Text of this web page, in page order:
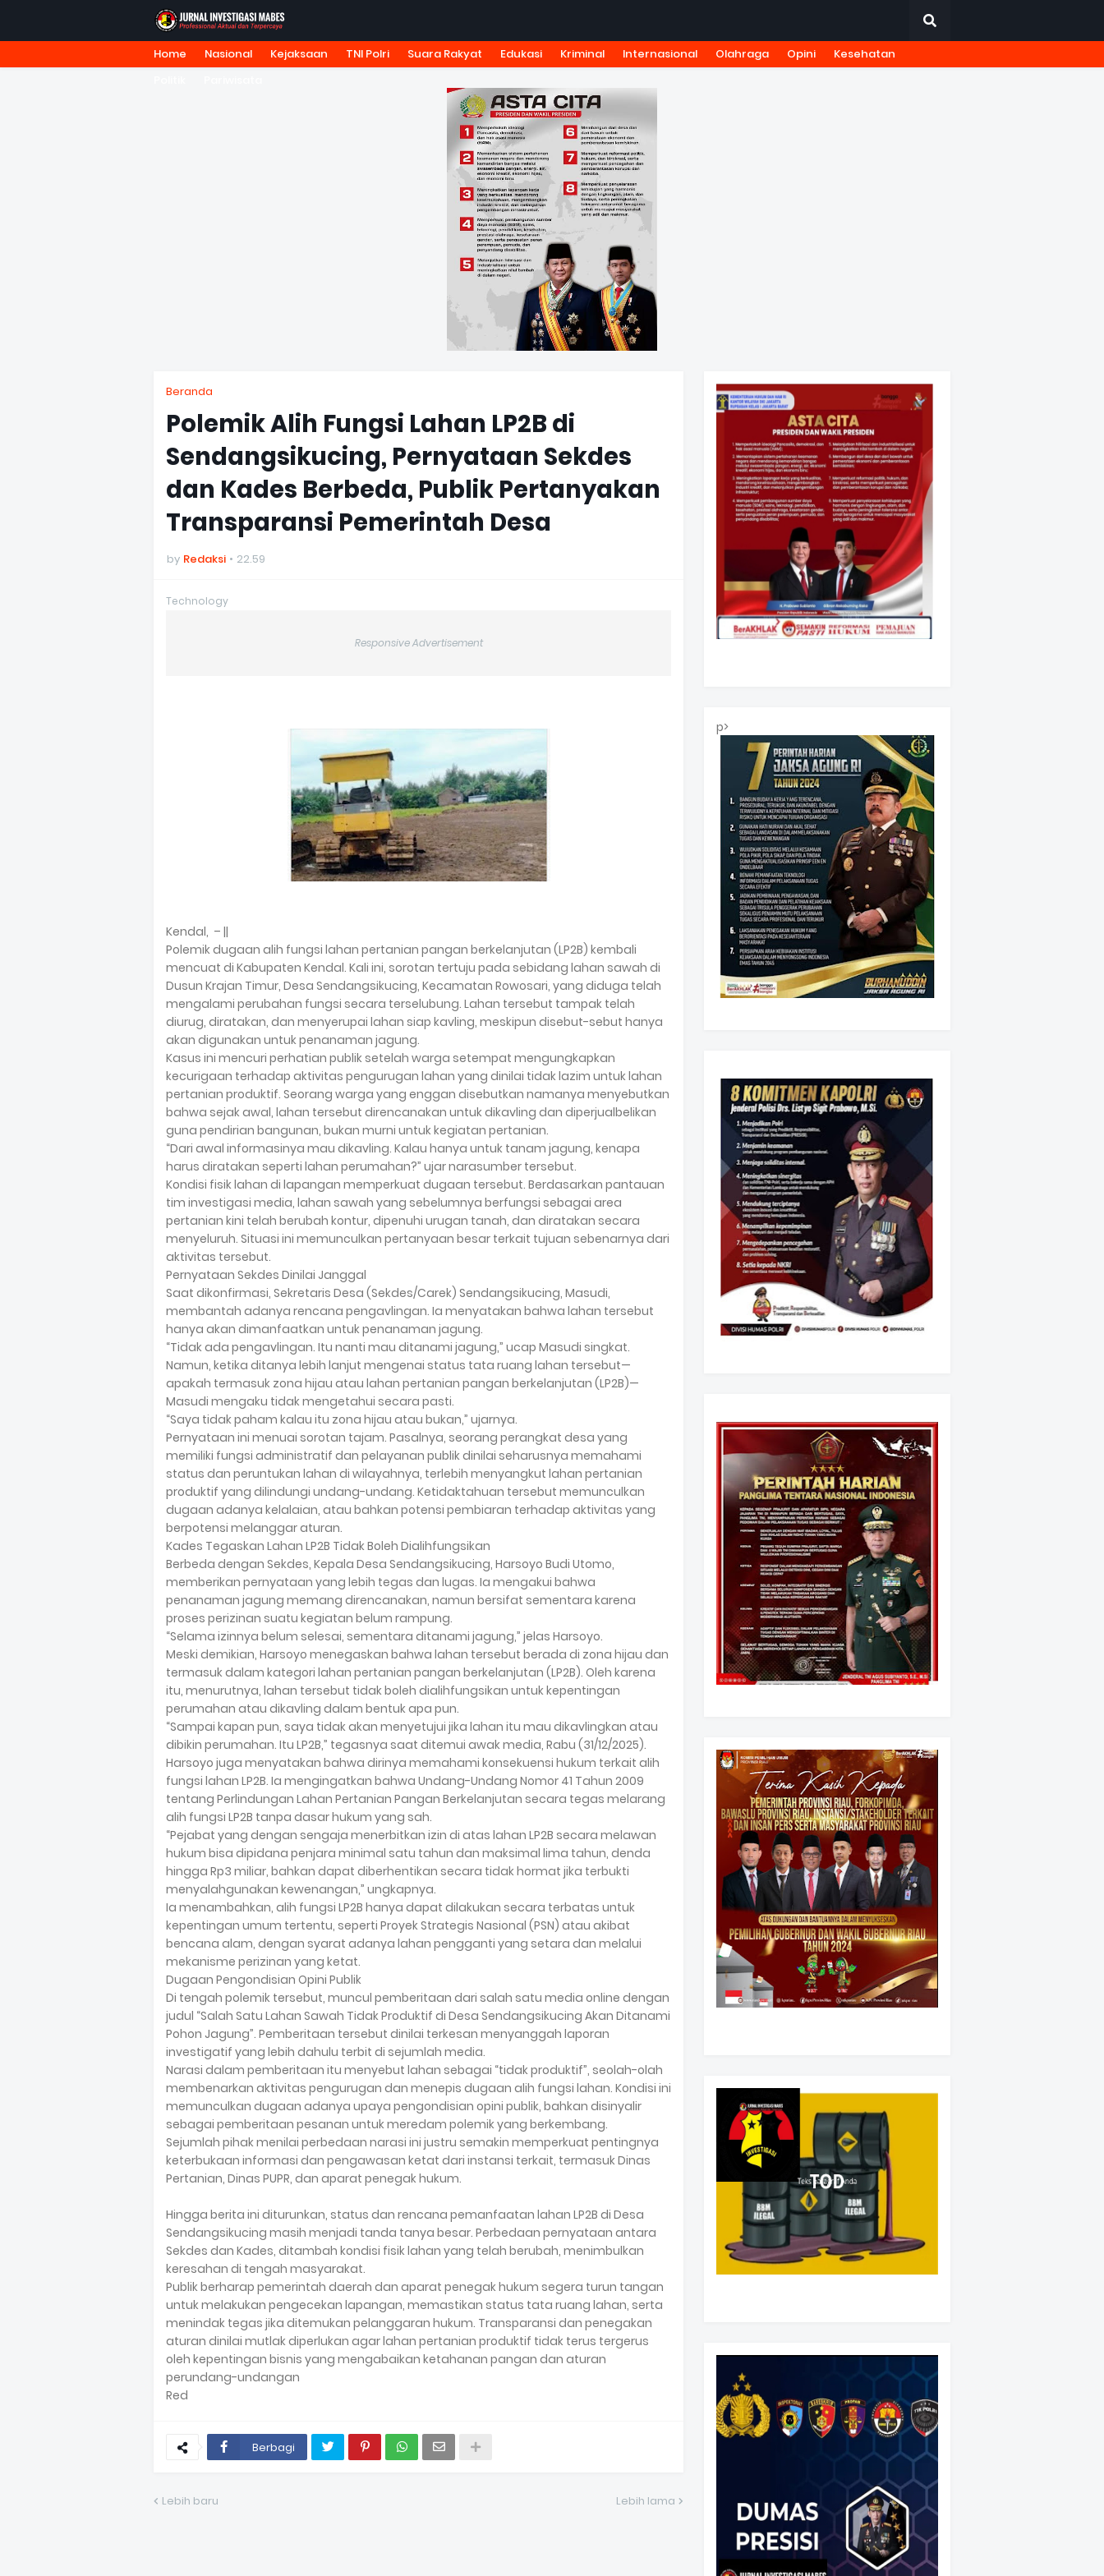
HOME TENTANG KAMI REDAKSI TARIF IKLAN PEDOMAN MEDIA SIBER KODE ETIK JURNALISTIK
Home Nasional Kejaksaan TNI Polri Suara Rakyat Edukasi Kriminal Internasional Olahraga Opini
Kesehatan
Beranda
Polemik Alih Fungsi Lahan LP2B di
Sendangsikucing, Pernyataan Sekdes
dan Kades Berbeda, Publik Pertanyakan
Transparansi Pemerintah Desa
by Redaksi 22.59
Technology
Responsive Advertisement
Kendal, – ||
Polemik dugaan alih fungsi lahan pertanian pangan berkelanjutan (LP2B) kembali
mencuat di Kabupaten Kendal. Kali ini, sorotan tertuju pada sebidang lahan sawah di
Dusun Krajan Timur, Desa Sendangsikucing, Kecamatan Rowosari, yang diduga telah
mengalami perubahan fungsi secara terselubung. Lahan tersebut tampak telah
diurug, diratakan, dan menyerupai lahan siap kavling, meskipun disebut-sebut hanya
akan digunakan untuk penanaman jagung.
Kasus ini mencuri perhatian publik setelah warga setempat mengungkapkan
kecurigaan terhadap aktivitas pengurugan lahan yang dinilai tidak lazim untuk lahan
pertanian produktif. Seorang warga yang enggan disebutkan namanya menyebutkan
bahwa sejak awal, lahan tersebut direncanakan untuk dikavling dan diperjualbelikan
guna pendirian bangunan, bukan murni untuk kegiatan pertanian.
“Dari awal informasinya mau dikavling. Kalau hanya untuk tanam jagung, kenapa
harus diratakan seperti lahan perumahan?” ujar narasumber tersebut.
Kondisi fisik lahan di lapangan memperkuat dugaan tersebut. Berdasarkan pantauan
tim investigasi media, lahan sawah yang sebelumnya berfungsi sebagai area
pertanian kini telah berubah kontur, dipenuhi urugan tanah, dan diratakan secara
menyeluruh. Situasi ini memunculkan pertanyaan besar terkait tujuan sebenarnya dari
aktivitas tersebut.
Pernyataan Sekdes Dinilai Janggal
Saat dikonfirmasi, Sekretaris Desa (Sekdes/Carek) Sendangsikucing, Masudi,
membantah adanya rencana pengavlingan. Ia menyatakan bahwa lahan tersebut
hanya akan dimanfaatkan untuk penanaman jagung.
“Tidak ada pengavlingan. Itu nanti mau ditanami jagung,” ucap Masudi singkat.
Namun, ketika ditanya lebih lanjut mengenai status tata ruang lahan tersebut—
apakah termasuk zona hijau atau lahan pertanian pangan berkelanjutan (LP2B)—
Masudi mengaku tidak mengetahui secara pasti.
“Saya tidak paham kalau itu zona hijau atau bukan,” ujarnya.
Pernyataan ini menuai sorotan tajam. Pasalnya, seorang perangkat desa yang
memiliki fungsi administratif dan pelayanan publik dinilai seharusnya memahami
status dan peruntukan lahan di wilayahnya, terlebih menyangkut lahan pertanian
produktif yang dilindungi undang-undang. Ketidaktahuan tersebut memunculkan
dugaan adanya kelalaian, atau bahkan potensi pembiaran terhadap aktivitas yang
berpotensi melanggar aturan.
Kades Tegaskan Lahan LP2B Tidak Boleh Dialihfungsikan
Berbeda dengan Sekdes, Kepala Desa Sendangsikucing, Harsoyo Budi Utomo,
memberikan pernyataan yang lebih tegas dan lugas. Ia mengakui bahwa
penanaman jagung memang direncanakan, namun bersifat sementara karena
proses perizinan suatu kegiatan belum rampung.
“Selama izinnya belum selesai, sementara ditanami jagung,” jelas Harsoyo.
Meski demikian, Harsoyo menegaskan bahwa lahan tersebut berada di zona hijau dan
termasuk dalam kategori lahan pertanian pangan berkelanjutan (LP2B). Oleh karena
itu, menurutnya, lahan tersebut tidak boleh dialihfungsikan untuk kepentingan
perumahan atau dikavling dalam bentuk apa pun.
“Sampai kapan pun, saya tidak akan menyetujui jika lahan itu mau dikavlingkan atau
dibikin perumahan. Itu LP2B,” tegasnya saat ditemui awak media, Rabu (31/12/2025).
Harsoyo juga menyatakan bahwa dirinya memahami konsekuensi hukum terkait alih
fungsi lahan LP2B. Ia mengingatkan bahwa Undang-Undang Nomor 41 Tahun 2009
tentang Perlindungan Lahan Pertanian Pangan Berkelanjutan secara tegas melarang
alih fungsi LP2B tanpa dasar hukum yang sah.
“Pejabat yang dengan sengaja menerbitkan izin di atas lahan LP2B secara melawan
hukum bisa dipidana penjara minimal satu tahun dan maksimal lima tahun, denda
hingga Rp3 miliar, bahkan dapat diberhentikan secara tidak hormat jika terbukti
menyalahgunakan kewenangan,” ungkapnya.
Ia menambahkan, alih fungsi LP2B hanya dapat dilakukan secara terbatas untuk
kepentingan umum tertentu, seperti Proyek Strategis Nasional (PSN) atau akibat
bencana alam, dengan syarat adanya lahan pengganti yang setara dan melalui
mekanisme perizinan yang ketat.
Dugaan Pengondisian Opini Publik
Di tengah polemik tersebut, muncul pemberitaan dari salah satu media online dengan
judul “Salah Satu Lahan Sawah Tidak Produktif di Desa Sendangsikucing Akan Ditanami
Pohon Jagung”. Pemberitaan tersebut dinilai terkesan menyanggah laporan
investigatif yang lebih dahulu terbit di sejumlah media.
Narasi dalam pemberitaan itu menyebut lahan sebagai “tidak produktif”, seolah-olah
membenarkan aktivitas pengurugan dan menepis dugaan alih fungsi lahan. Kondisi ini
memunculkan dugaan adanya upaya pengondisian opini publik, bahkan disinyalir
sebagai pemberitaan pesanan untuk meredam polemik yang berkembang.
Sejumlah pihak menilai perbedaan narasi ini justru semakin memperkuat pentingnya
keterbukaan informasi dan pengawasan ketat dari instansi terkait, termasuk Dinas
Pertanian, Dinas PUPR, dan aparat penegak hukum.
Hingga berita ini diturunkan, status dan rencana pemanfaatan lahan LP2B di Desa
Sendangsikucing masih menjadi tanda tanya besar. Perbedaan pernyataan antara
Sekdes dan Kades, ditambah kondisi fisik lahan yang telah berubah, menimbulkan
keresahan di tengah masyarakat.
Publik berharap pemerintah daerah dan aparat penegak hukum segera turun tangan
untuk melakukan pengecekan lapangan, memastikan status tata ruang lahan, serta
menindak tegas jika ditemukan pelanggaran hukum. Transparansi dan penegakan
aturan dinilai mutlak diperlukan agar lahan pertanian produktif tidak terus tergerus
oleh kepentingan bisnis yang mengabaikan ketahanan pangan dan aturan
perundang-undangan
Red
Berbagi
Lebih baru Lebih lama
p>